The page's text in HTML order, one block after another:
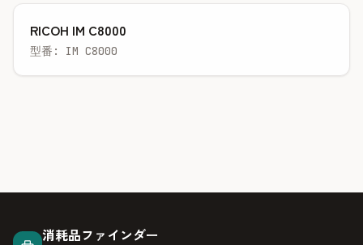
RICOH IM C8000
型番: IM C8000
消耗品ファインダー